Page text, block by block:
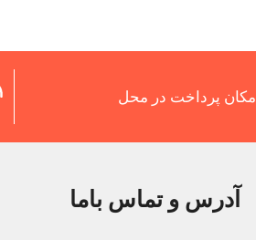
امکان پرداخت در محل
آدرس و تماس باما